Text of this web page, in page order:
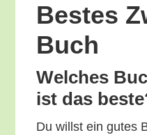
Bes­tes
Buch
Wel­ches
ist das
Du willst ein gutes